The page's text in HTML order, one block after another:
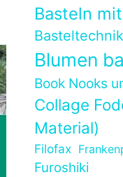
Basteln
Blumen
Book Nooks
Collage
Material)
Filofax
Furoshiki